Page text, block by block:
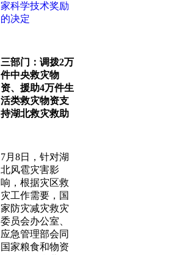
家科学技术奖励
的决定
三部门：调拨2万
件中央救灾物
资、援助4万件生
活类救灾物资支
持湖北救灾救助
7月8日，针对湖
北风雹灾害影
响，根据灾区救
灾工作需要，国
家防灾减灾救灾
委员会办公室、
应急管理部会同
国家粮食和物资